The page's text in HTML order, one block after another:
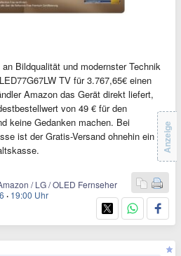
Bildqualität und modernster Technik
TV für 3.767,65€ einen
Amazon das Gerät direkt liefert,
von 49 € für den
keine Gedanken machen. Bei
ist der Gratis-Versand ohnehin ein
/ LG / OLED Fernseher
· 19:00 Uhr
Anzeige